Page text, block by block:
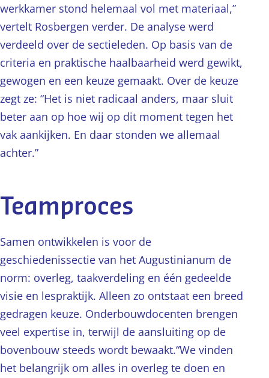
werkkamer stond helemaal vol met materiaal,”
vertelt Rosbergen verder. De analyse werd
verdeeld over de sectieleden. Op basis van de
criteria en praktische haalbaarheid werd gewikt,
gewogen en een keuze gemaakt. Over de keuze
zegt ze: “Het is niet radicaal anders, maar sluit
beter aan op hoe wij op dit moment tegen het
vak aankijken. En daar stonden we allemaal
achter.”
Teamproces
Samen ontwikkelen is voor de
geschiedenissectie van het Augustinianum de
norm: overleg, taakverdeling en één gedeelde
visie en lespraktijk. Alleen zo ontstaat een breed
gedragen keuze. Onderbouwdocenten brengen
veel expertise in, terwijl de aansluiting op de
bovenbouw steeds wordt bewaakt.“We vinden
het belangrijk om alles in overleg te doen en